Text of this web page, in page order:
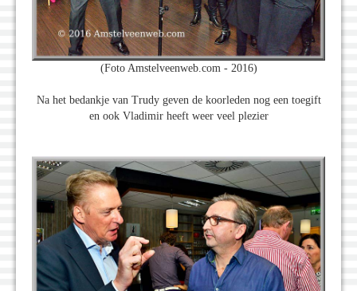
(Foto Amstelveenweb.com - 2016)
Na het bedankje van Trudy geven de koorleden nog een toegift
en ook Vladimir heeft weer veel plezier